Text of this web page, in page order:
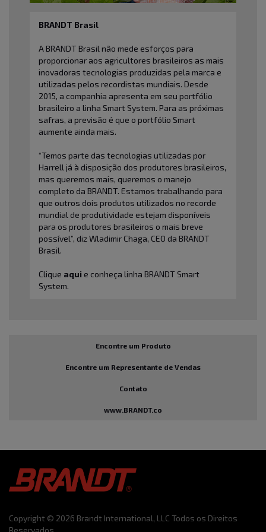
BRANDT Brasil
A BRANDT Brasil não mede esforços para
proporcionar aos agricultores brasileiros as mais
inovadoras tecnologias produzidas pela marca e
utilizadas pelos recordistas mundiais. Desde
2015, a companhia apresenta em seu portfólio
brasileiro a linha Smart System. Para as próximas
safras, a previsão é que o portfólio Smart
aumente ainda mais.
“Temos parte das tecnologias utilizadas por
Harrell já à disposição dos produtores brasileiros,
mas queremos mais, queremos o manejo
completo da BRANDT. Estamos trabalhando para
que outros dois produtos utilizados no recorde
mundial de produtividade estejam disponíveis
para os produtores brasileiros o mais breve
possível”, diz Wladimir Chaga, CEO da BRANDT
Brasil.
Clique aqui e conheça linha BRANDT Smart
System.
Encontre um Produto
Encontre um Representante de Vendas
Contato
www.BRANDT.co
Copyright © 2026 Brandt International, LLC Todos os Direitos
Reservados